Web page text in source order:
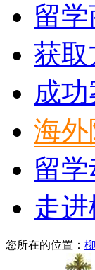
留
获取
成功
海
留
走
您所在的位置：